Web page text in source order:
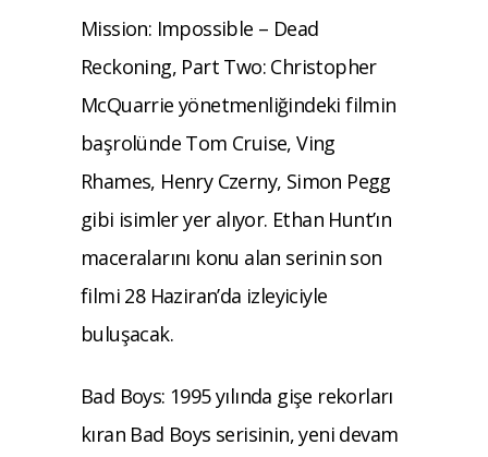
Mission: Impossible – Dead
Reckoning, Part Two: Christopher
McQuarrie yönetmenliğindeki filmin
başrolünde Tom Cruise, Ving
Rhames, Henry Czerny, Simon Pegg
gibi isimler yer alıyor. Ethan Hunt’ın
maceralarını konu alan serinin son
filmi 28 Haziran’da izleyiciyle
buluşacak.
Bad Boys: 1995 yılında gişe rekorları
kıran Bad Boys serisinin, yeni devam